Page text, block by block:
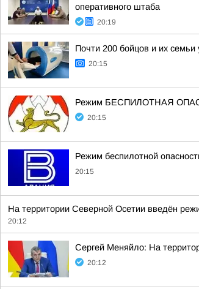
оперативного штаба
20:19
Почти 200 бойцов и их семьи
20:15
Режим БЕСПИЛОТНАЯ
20:15
Режим беспилотной
20:15
На территории Северной Осетии введён
20:12
Сергей Меняйло: На
20:12